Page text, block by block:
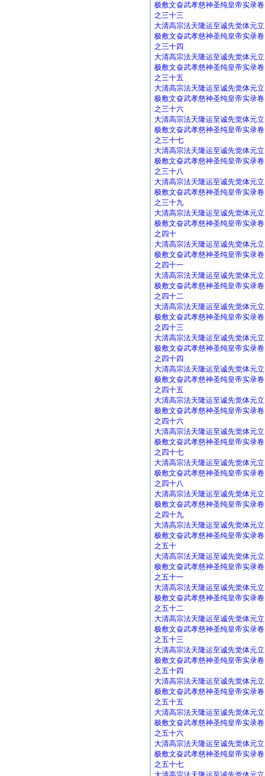
极敷文奋武孝慈神圣纯皇帝实录卷
之三十三
大清高宗法天隆运至诚先觉体元立
极敷文奋武孝慈神圣纯皇帝实录卷
之三十四
大清高宗法天隆运至诚先觉体元立
极敷文奋武孝慈神圣纯皇帝实录卷
之三十五
大清高宗法天隆运至诚先觉体元立
极敷文奋武孝慈神圣纯皇帝实录卷
之三十六
大清高宗法天隆运至诚先觉体元立
极敷文奋武孝慈神圣纯皇帝实录卷
之三十七
大清高宗法天隆运至诚先觉体元立
极敷文奋武孝慈神圣纯皇帝实录卷
之三十八
大清高宗法天隆运至诚先觉体元立
极敷文奋武孝慈神圣纯皇帝实录卷
之三十九
大清高宗法天隆运至诚先觉体元立
极敷文奋武孝慈神圣纯皇帝实录卷
之四十
大清高宗法天隆运至诚先觉体元立
极敷文奋武孝慈神圣纯皇帝实录卷
之四十一
大清高宗法天隆运至诚先觉体元立
极敷文奋武孝慈神圣纯皇帝实录卷
之四十二
大清高宗法天隆运至诚先觉体元立
极敷文奋武孝慈神圣纯皇帝实录卷
之四十三
大清高宗法天隆运至诚先觉体元立
极敷文奋武孝慈神圣纯皇帝实录卷
之四十四
大清高宗法天隆运至诚先觉体元立
极敷文奋武孝慈神圣纯皇帝实录卷
之四十五
大清高宗法天隆运至诚先觉体元立
极敷文奋武孝慈神圣纯皇帝实录卷
之四十六
大清高宗法天隆运至诚先觉体元立
极敷文奋武孝慈神圣纯皇帝实录卷
之四十七
大清高宗法天隆运至诚先觉体元立
极敷文奋武孝慈神圣纯皇帝实录卷
之四十八
大清高宗法天隆运至诚先觉体元立
极敷文奋武孝慈神圣纯皇帝实录卷
之四十九
大清高宗法天隆运至诚先觉体元立
极敷文奋武孝慈神圣纯皇帝实录卷
之五十
大清高宗法天隆运至诚先觉体元立
极敷文奋武孝慈神圣纯皇帝实录卷
之五十一
大清高宗法天隆运至诚先觉体元立
极敷文奋武孝慈神圣纯皇帝实录卷
之五十二
大清高宗法天隆运至诚先觉体元立
极敷文奋武孝慈神圣纯皇帝实录卷
之五十三
大清高宗法天隆运至诚先觉体元立
极敷文奋武孝慈神圣纯皇帝实录卷
之五十四
大清高宗法天隆运至诚先觉体元立
极敷文奋武孝慈神圣纯皇帝实录卷
之五十五
大清高宗法天隆运至诚先觉体元立
极敷文奋武孝慈神圣纯皇帝实录卷
之五十六
大清高宗法天隆运至诚先觉体元立
极敷文奋武孝慈神圣纯皇帝实录卷
之五十七